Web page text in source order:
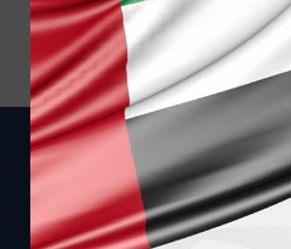
ارسل رسالة على واتساب